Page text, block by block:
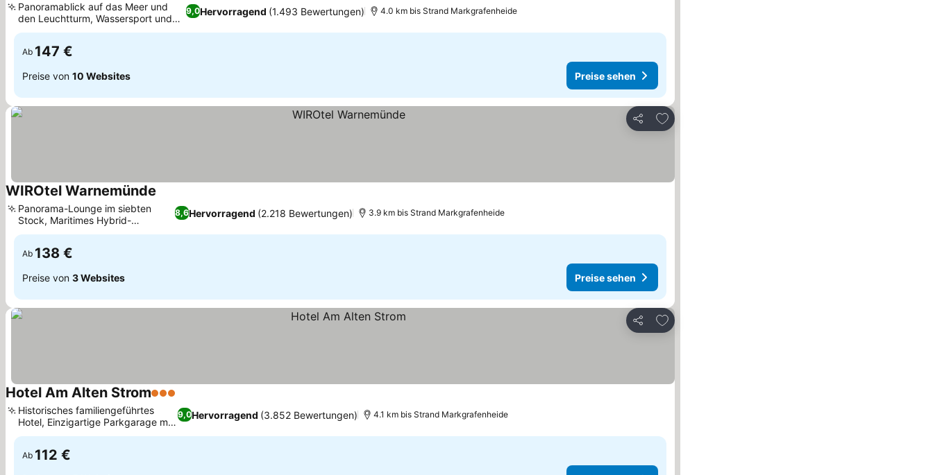
9,0Hervorragend (1.493 Bewertungen)
Panoramablick auf das Meer und
den Leuchtturm, Wassersport und
Golfaktivitäten
4.0 km bis Strand Markgrafenheide
Ab 147 €
Preise von 10 Websites Preise sehen
Teilen
Zu Favoriten hinzufügen
WIROtel Warnemünde
8,6Hervorragend (2.218 Bewertungen)
Panorama-Lounge im siebten
Stock, Maritimes Hybrid-
Unterkunftskonzept
3.9 km bis Strand Markgrafenheide
Ab 138 €
Preise von 3 Websites Preise sehen
Teilen
Zu Favoriten hinzufügen
Hotel Am Alten Strom3 Sterne
9,0Hervorragend (3.852 Bewertungen)
Historisches familiengeführtes
Hotel, Einzigartige Parkgarage mit
Autoaufzug
4.1 km bis Strand Markgrafenheide
Ab 112 €